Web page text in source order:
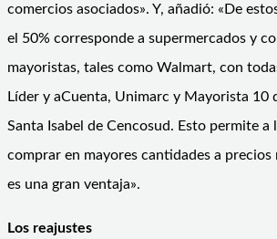
comercios asociados». Y, añadió: «De
el 50% corresponde a supermercados y
mayoristas, tales como Walmart, con
Líder y aCuenta, Unimarc y Mayorista 10
Santa Isabel de Cencosud. Esto permite a
comprar en mayores cantidades a
es una gran ventaja».
Los reajustes